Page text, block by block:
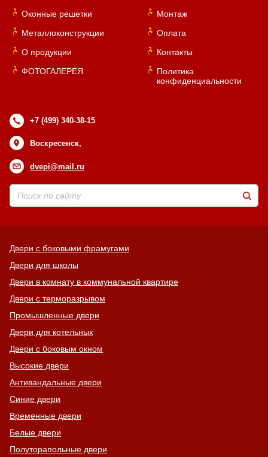
Оконные решетки
Металлоконструкции
О продукции
ФОТОГАЛЕРЕЯ
Монтаж
Оплата
Контакты
Политика
конфиденциальности
+7 (499) 340-38-15
Воскресенск,
dvepi@mail.ru
Двери с боковыми фрамугами
Двери для школы
Двери в комнату в коммунальной квартире
Двери с терморазрывом
Промышленные двери
Двери для котельных
Двери с боковым окном
Высокие двери
Антивандальные двери
Синие двери
Временные двери
Белые двери
Полуторапольные двери